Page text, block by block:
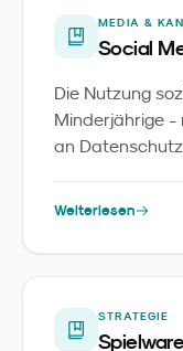
MEDIA &
Social
Die Nutzung
Minderjährige -
an
Weiterlesen
STRATEGIE